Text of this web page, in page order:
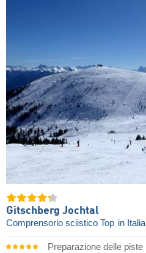
Gitschberg Jochtal
Comprensorio sciistico Top in Italia
Preparazione delle piste